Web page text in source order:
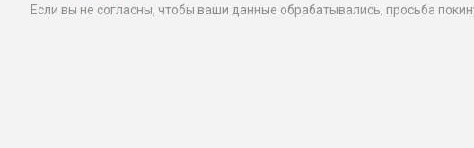
Структура
Календарь
Если вы не согласны, чтобы ваши данные обрабатывались, просьба